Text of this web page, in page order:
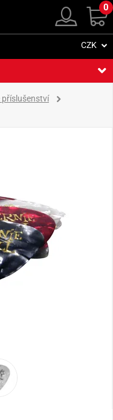
0
CZK
příslušenství